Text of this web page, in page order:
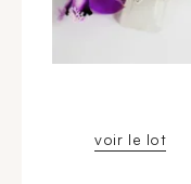
voir le lot